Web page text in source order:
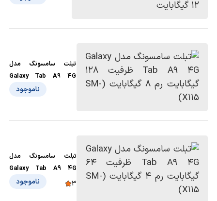
تبلت سامسونگ مدل
Galaxy Tab A9 4G
ناموجود
تبلت سامسونگ مدل
Galaxy Tab A9 4G
3 ناموجود